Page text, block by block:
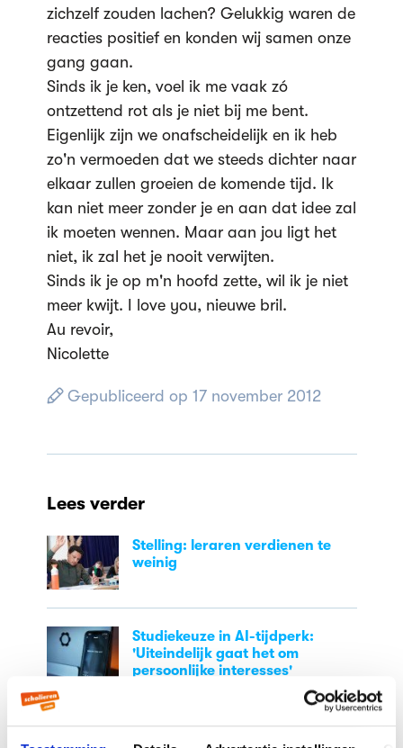
zichzelf zouden lachen? Gelukkig waren de
reacties positief en konden wij samen onze
gang gaan.
Sinds ik je ken, voel ik me vaak zó
ontzettend rot als je niet bij me bent.
Eigenlijk zijn we onafscheidelijk en ik heb
zo'n vermoeden dat we steeds dichter naar
elkaar zullen groeien de komende tijd. Ik
kan niet meer zonder je en aan dat idee zal
ik moeten wennen. Maar aan jou ligt het
niet, ik zal het je nooit verwijten.
Sinds ik je op m'n hoofd zette, wil ik je niet
meer kwijt. I love you, nieuwe bril.
Au revoir,
Nicolette
Gepubliceerd op 17 november 2012
Lees verder
Stelling: leraren verdienen te
weinig
Studiekeuze in AI-tijdperk:
'Uiteindelijk gaat het om
persoonlijke interesses'
TeamNL strijdt om de wereldtitel
in debatteren